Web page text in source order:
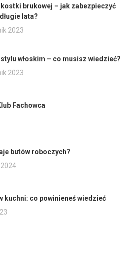
brukowej – jak zabezpieczyć
lata?
2023
włoskim – co musisz wiedzieć?
2023
Fachowca
butów roboczych?
kuchni: co powinieneś wiedzieć